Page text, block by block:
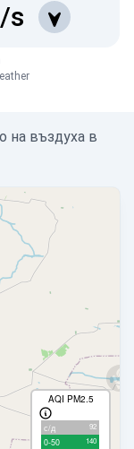
s
на въздуха в
AQI PM2.5
с/д 92
0-50 140